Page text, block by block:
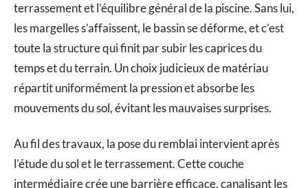
terrassement et l’équilibre général de la piscine. Sans lui,
les margelles s’affaissent, le bassin se déforme, et c’est
toute la structure qui finit par subir les caprices du
temps et du terrain. Un choix judicieux de matériau
répartit uniformément la pression et absorbe les
mouvements du sol, évitant les mauvaises surprises.
Au fil des travaux, la pose du remblai intervient après
l’étude du sol et le terrassement. Cette couche
intermédiaire crée une barrière efficace, canalisant les